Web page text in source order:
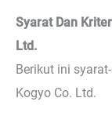
Syarat Dan
Ltd.
Berikut ini
Kogyo Co. Ltd.